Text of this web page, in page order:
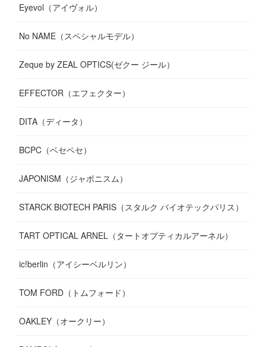
Eyevol（アイヴォル）
No NAME（スペシャルモデル）
Zeque by ZEAL OPTICS(ゼクー ジール）
EFFECTOR（エフェクター）
DITA（ディータ）
BCPC（ベセペセ）
JAPONISM（ジャポニスム）
STARCK BIOTECH PARIS（スタルク バイオテックパリス）
TART OPTICAL ARNEL（タートオプティカルアーネル）
ic!berlin（アイシーベルリン）
TOM FORD（トムフォード）
OAKLEY（オークリー）